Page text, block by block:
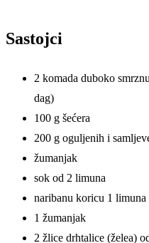
Sastojci
2 komada duboko
dag)
100 g šećera
200 g oguljenih i
žumanjak
sok od 2 limuna
naribanu koricu 1 limuna
1 žumanjak
2 žlice drhtalice (želea)